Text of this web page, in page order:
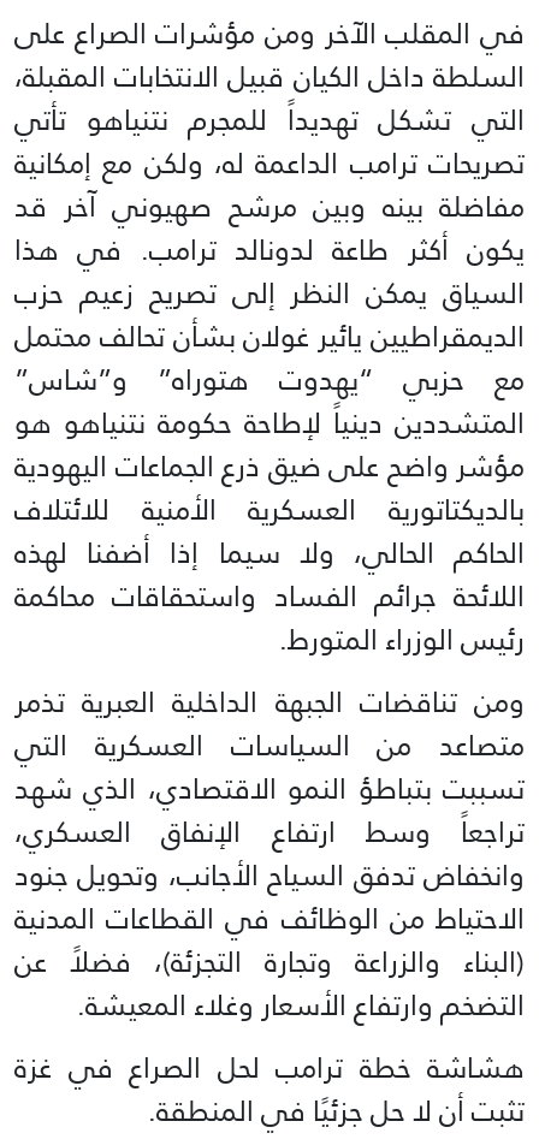
في المقلب الآخر ومن مؤشرات الصراع على
السلطة داخل الكيان قبيل الانتخابات المقبلة،
التي تشكل تهديداً للمجرم نتنياهو تأتي
تصريحات ترامب الداعمة له، ولكن مع إمكانية
مفاضلة بينه وبين مرشح صهيوني آخر قد
يكون أكثر طاعة لدونالد ترامب. في هذا
السياق يمكن النظر إلى تصريح زعيم حزب
الديمقراطيين يائير غولان بشأن تحالف محتمل
مع حزبي “يهدوت هتوراه” و”شاس”
المتشددين دينياً لإطاحة حكومة نتنياهو هو
مؤشر واضح على ضيق ذرع الجماعات اليهودية
بالديكتاتورية العسكرية الأمنية للائتلاف
الحاكم الحالي، ولا سيما إذا أضفنا لهذه
اللائحة جرائم الفساد واستحقاقات محاكمة
رئيس الوزراء المتورط.
ومن تناقضات الجبهة الداخلية العبرية تذمر
متصاعد من السياسات العسكرية التي
تسببت بتباطؤ النمو الاقتصادي، الذي شهد
تراجعاً وسط ارتفاع الإنفاق العسكري،
وانخفاض تدفق السياح الأجانب، وتحويل جنود
الاحتياط من الوظائف في القطاعات المدنية
(البناء والزراعة وتجارة التجزئة)، فضلاً عن
التضخم وارتفاع الأسعار وغلاء المعيشة.
هشاشة خطة ترامب لحل الصراع في غزة
تثبت أن لا حل جزئيًا في المنطقة.